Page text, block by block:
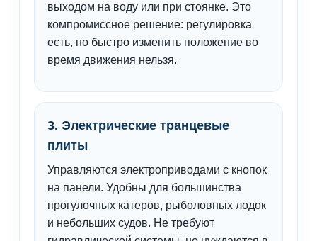
выходом на воду или при стоянке. Это
компромиссное решение: регулировка
есть, но быстро изменить положение во
время движения нельзя.
3. Электрические транцевые
плиты
Управляются электроприводами с кнопок
на панели. Удобны для большинства
прогулочных катеров, рыболовных лодок
и небольших судов. Не требуют